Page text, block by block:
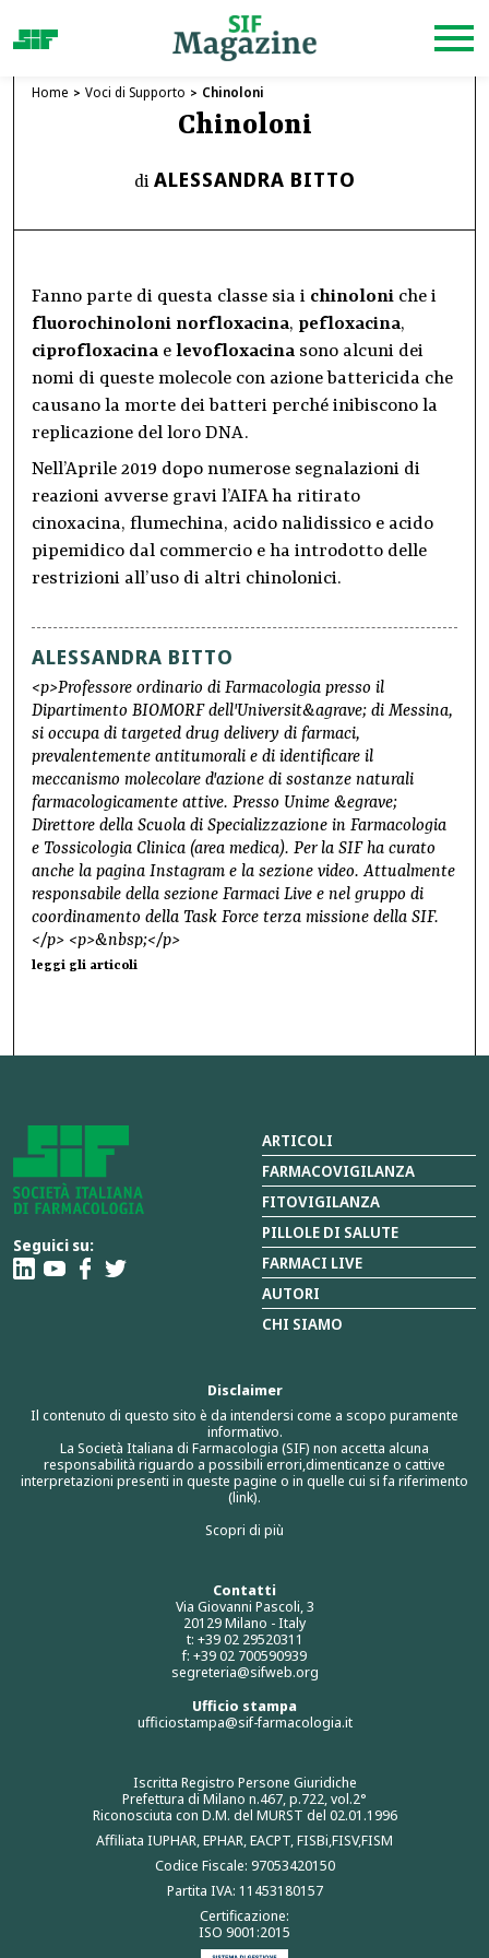
Home Voci di Supporto Chinoloni
Chinoloni
di ALESSANDRA BITTO
Fanno parte di questa classe sia i chinoloni che i
fluorochinoloni norfloxacina, pefloxacina,
ciprofloxacina e levofloxacina sono alcuni dei
nomi di queste molecole con azione battericida che
causano la morte dei batteri perché inibiscono la
replicazione del loro DNA.
Nell’Aprile 2019 dopo numerose segnalazioni di
reazioni avverse gravi l’AIFA ha ritirato
cinoxacina, flumechina, acido nalidissico e acido
pipemidico dal commercio e ha introdotto delle
restrizioni all’uso di altri chinolonici.
ALESSANDRA BITTO
<p>Professore ordinario di Farmacologia presso il
Dipartimento BIOMORF dell'Universit&agrave; di Messina,
si occupa di targeted drug delivery di farmaci,
prevalentemente antitumorali e di identificare il
meccanismo molecolare d'azione di sostanze naturali
farmacologicamente attive. Presso Unime &egrave;
Direttore della Scuola di Specializzazione in Farmacologia
e Tossicologia Clinica (area medica). Per la SIF ha curato
anche la pagina Instagram e la sezione video. Attualmente
responsabile della sezione Farmaci Live e nel gruppo di
coordinamento della Task Force terza missione della SIF.
</p> <p>&nbsp;</p>
leggi gli articoli
Seguici su:
Contatti
Via Giovanni Pascoli, 3
20129 Milano - Italy
t: +39 02 29520311
f: +39 02 700590939
segreteria@sifweb.org
Ufficio stampa
ufficiostampa@sif-farmacologia.it
Iscritta Registro Persone Giuridiche
Prefettura di Milano n.467, p.722, vol.2°
Riconosciuta con D.M. del MURST del 02.01.1996
Affiliata IUPHAR, EPHAR, EACPT, FISBi,FISV,FISM
Codice Fiscale: 97053420150
Partita IVA: 11453180157
Certificazione:
ISO 9001:2015
Disclaimer
Il contenuto di questo sito è da intendersi come a scopo puramente
informativo.
La Società Italiana di Farmacologia (SIF) non accetta alcuna
responsabilità riguardo a possibili errori,dimenticanze o cattive
interpretazioni presenti in queste pagine o in quelle cui si fa riferimento
(link).
Scopri di più
ARTICOLI
FARMACOVIGILANZA
FITOVIGILANZA
PILLOLE DI SALUTE
FARMACI LIVE
AUTORI
CHI SIAMO